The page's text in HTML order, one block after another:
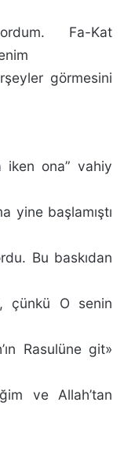
Fa-Kat
görmesini
ona” vahiy
yine başlamıştı
Bu baskıdan
çün­kü O senin
Rasulüne git»
ve Allah’tan